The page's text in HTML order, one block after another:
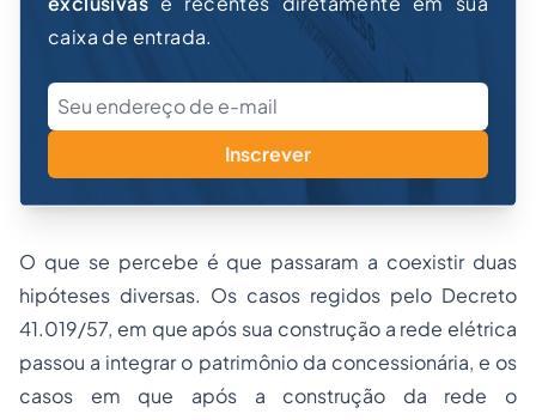
caixa de entrada.
Inscrever
O que se percebe é que passaram a coexistir duas
hipóteses diversas. Os casos regidos pelo Decreto
41.019/57, em que após sua construção a rede elétrica
passou a integrar o patrimônio da concessionária, e os
casos em que após a construção da rede o